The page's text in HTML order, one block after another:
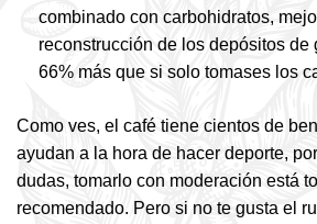
combinado con carbohidratos,
reconstrucción de los depósitos de
66% más que si solo tomases los
Como ves, el café tiene cientos de
ayudan a la hora de hacer deporte,
dudas, tomarlo con moderación está
recomendado. Pero si no te gusta el